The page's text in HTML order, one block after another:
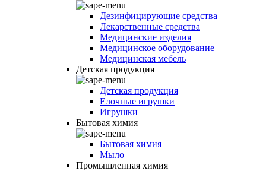
Дезинфицирующие средства
Лекарственные средства
Медицинские изделия
Медицинское оборудование
Медицинская мебель
Детская продукция
Детская продукция
Елочные игрушки
Игрушки
Бытовая химия
Бытовая химия
Мыло
Промышленная химия